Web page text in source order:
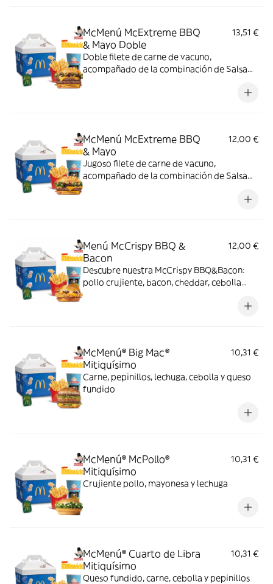
McMenú McExtreme BBQ
& Mayo Doble
13,51 €
Doble filete de carne de vacuno,
acompañado de la combinación de Salsa
doble de cheddar, lechuga fresca y tiras de
McMenú McExtreme BBQ
& Mayo
12,00 €
Jugoso filete de carne de vacuno,
acompañado de la combinación de Salsa
doble de cheddar, lechuga fresca y tiras de
Menú McCrispy BBQ &
Bacon
12,00 €
Descubre nuestra McCrispy BBQ&Bacon:
pollo crujiente, bacon, cheddar, cebolla
harina de trigo con copos de patata. ¡Sabor
McMenú® Big Mac®
Mitiquísimo
10,31 €
Carne, pepinillos, lechuga, cebolla y queso
fundido
McMenú® McPollo®
Mitiquísimo
10,31 €
Crujiente pollo, mayonesa y lechuga
McMenú® Cuarto de Libra
Mitiquísimo
10,31 €
Queso fundido, carne, cebolla y pepinillos